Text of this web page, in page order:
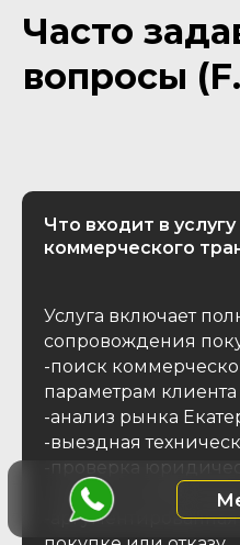
Что входит в
коммерческого
Услуга включает
сопровождения
-поиск
параметрам клиента
-анализ рынка
-выездная
-проверка
-оценка
-